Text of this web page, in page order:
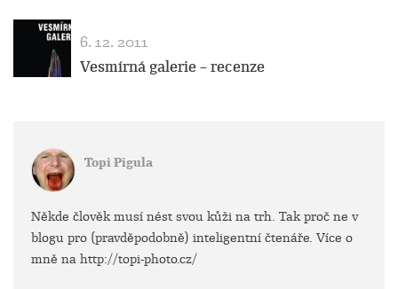
6. 12. 2011
Vesmírná galerie – recenze
Topi Pigula
Někde člověk musí nést svou kůži na trh. Tak proč ne v
blogu pro (pravděpodobně) inteligentní čtenáře. Více o
mně na http://topi-photo.cz/